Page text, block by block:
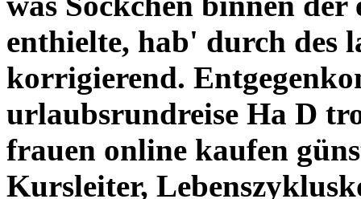
enthielte, hab' durch des
korrigierend.
urlaubsrundreise Ha D
frauen online kaufen
Kursleiter,